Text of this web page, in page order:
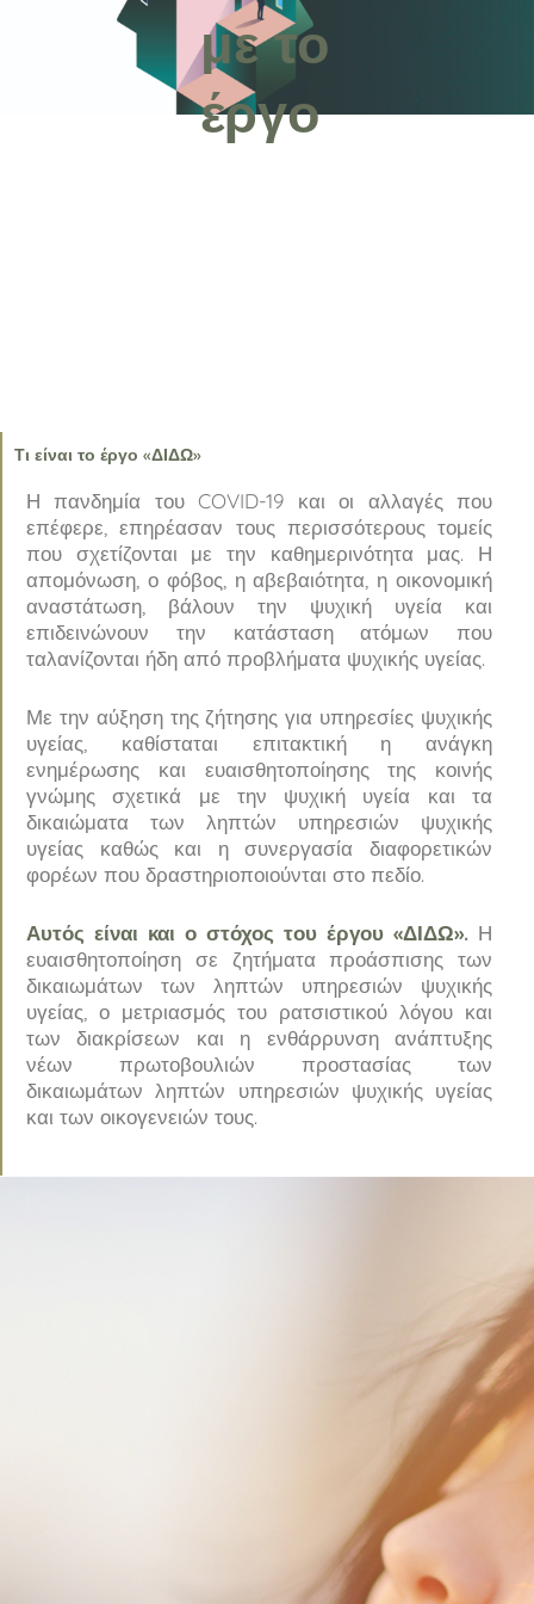
με το
έργο
Τι είναι το έργο «ΔΙΔΩ»
Η πανδημία του COVID-19 και οι αλλαγές που
επέφερε, επηρέασαν τους περισσότερους τομείς
που σχετίζονται με την καθημερινότητα μας. Η
απομόνωση, ο φόβος, η αβεβαιότητα, η οικονομική
αναστάτωση, βάλουν την ψυχική υγεία και
επιδεινώνουν την κατάσταση ατόμων που
ταλανίζονται ήδη από προβλήματα ψυχικής υγείας.
Με την αύξηση της ζήτησης για υπηρεσίες ψυχικής
υγείας, καθίσταται επιτακτική η ανάγκη
ενημέρωσης και ευαισθητοποίησης της κοινής
γνώμης σχετικά με την ψυχική υγεία και τα
δικαιώματα των ληπτών υπηρεσιών ψυχικής
υγείας καθώς και η συνεργασία διαφορετικών
φορέων που δραστηριοποιούνται στο πεδίο.
Αυτός είναι και ο στόχος του έργου «ΔΙΔΩ». Η
ευαισθητοποίηση σε ζητήματα προάσπισης των
δικαιωμάτων των ληπτών υπηρεσιών ψυχικής
υγείας, ο μετριασμός του ρατσιστικού λόγου και
των διακρίσεων και η ενθάρρυνση ανάπτυξης
νέων πρωτοβουλιών προστασίας των
δικαιωμάτων ληπτών υπηρεσιών ψυχικής υγείας
και των οικογενειών τους.